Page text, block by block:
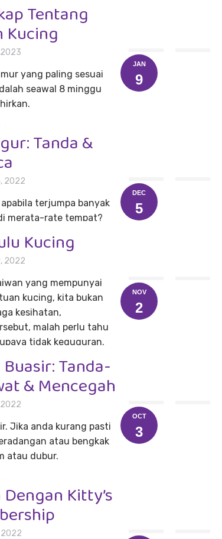
JAN
9
Tentang
Kucing
yang paling sesuai
seawal 8 minggu
DEC
5
Tanda &
2022
terjumpa banyak
merata-rate tempat?
NOV
2
Kucing
2022
yang mempunyai
kucing, kita bukan
kesihatan,
malah perlu tahu
tidak keguguran.
OCT
3
Tanda-
& Mencegah
Jika anda kurang pasti
atau bengkak
atau dubur.
Kitty’s